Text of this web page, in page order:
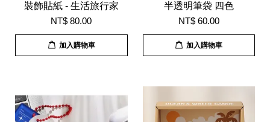
裝飾貼紙 - 生活旅行家
NT$ 80.00
加入購物車
半透明筆袋 四色
NT$ 60.00
加入購物車